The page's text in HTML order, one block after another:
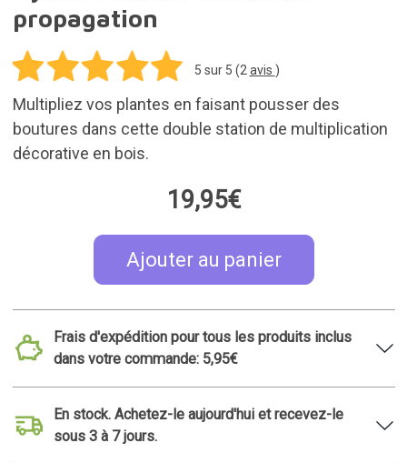
propagation
5 sur 5 (2 avis )
Multipliez vos plantes en faisant pousser des
boutures dans cette double station de multiplication
décorative en bois.
19,95€
Ajouter au panier
Frais d'expédition pour tous les produits inclus
dans votre commande: 5,95€
En stock. Achetez-le aujourd'hui et recevez-le
sous 3 à 7 jours.